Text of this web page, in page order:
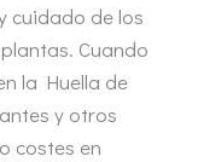
cuidado de los
Cuando
la Huella de
y otros
costes en